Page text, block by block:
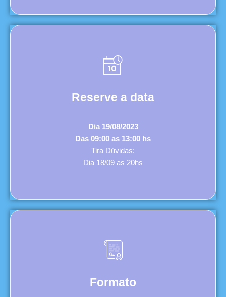
Reserve a data
Dia 19/08/2023
Das 09:00 as 13:00 hs
Tira Dúvidas:
Dia 18/09 as 20hs
Formato